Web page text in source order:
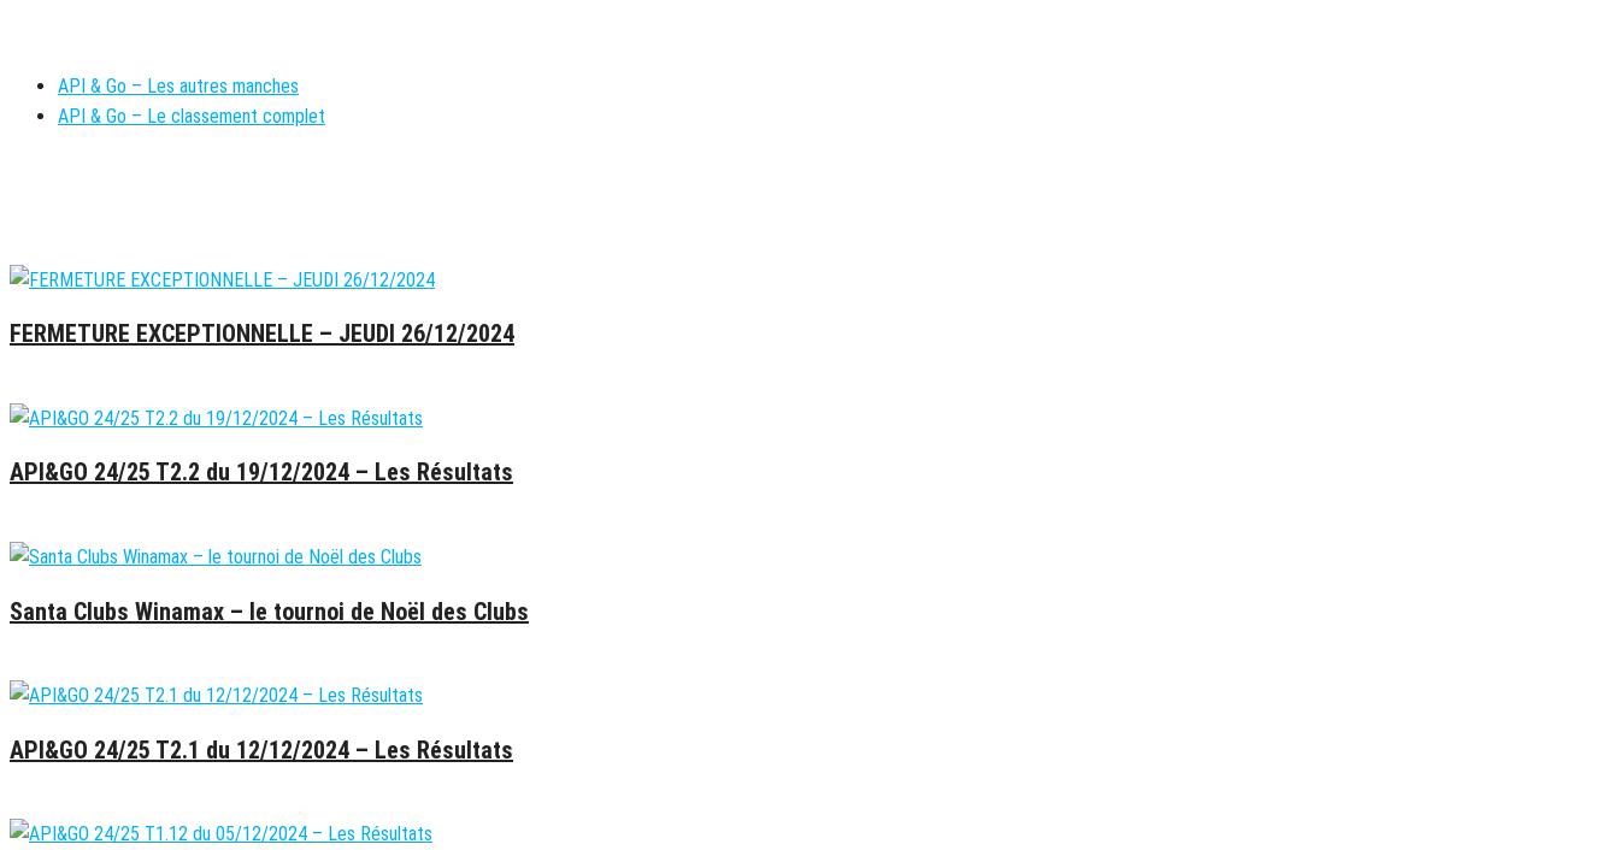
API & Go – Les autres manches
API & Go – Le classement complet
FERMETURE EXCEPTIONNELLE – JEUDI 26/12/2024
API&GO 24/25 T2.2 du 19/12/2024 – Les Résultats
Santa Clubs Winamax – le tournoi de Noël des Clubs
API&GO 24/25 T2.1 du 12/12/2024 – Les Résultats